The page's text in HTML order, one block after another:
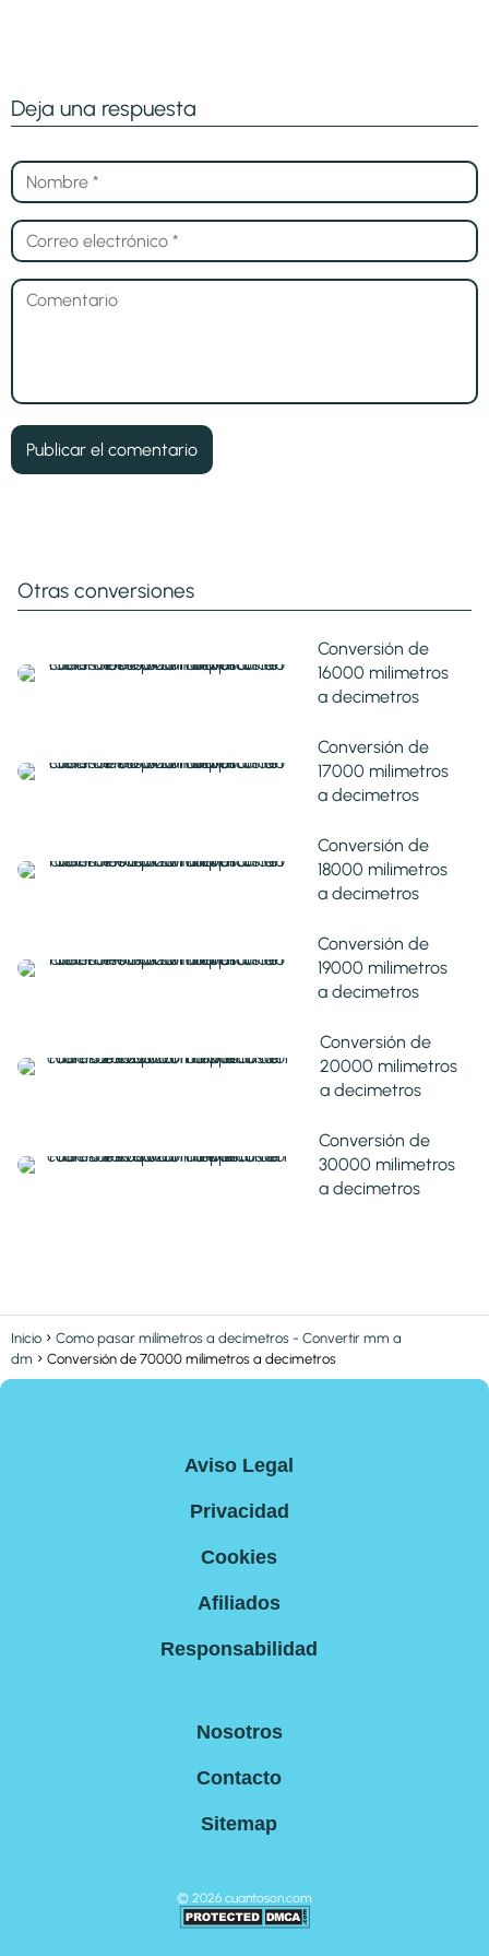
Deja una respuesta
Otras conversiones
Conversión de
16000 milimetros
a decimetros
Conversión de
17000 milimetros
a decimetros
Conversión de
18000 milimetros
a decimetros
Conversión de
19000 milimetros
a decimetros
Conversión de
20000 milimetros
a decimetros
Conversión de
30000 milimetros
a decimetros
Inicio
Como pasar milímetros a decímetros - Convertir mm a
dm
Conversión de 70000 milimetros a decimetros
Aviso Legal
Privacidad
Cookies
Afiliados
Responsabilidad
Nosotros
Contacto
Sitemap
© 2026 cuantoson.com